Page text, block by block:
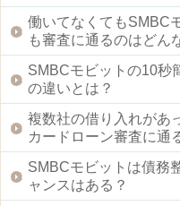
働いてなくてもSMBC
も審査に通るのはどん
SMBCモビットの10秒
の違いとは？
複数社の借り入れがあ
カードローン審査に通
SMBCモビットは債務
ャンスはある？